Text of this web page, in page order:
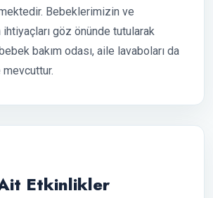
Bebeklerimizin ve
ihtiyaçları göz önünde tutularak
bakım odası, aile lavaboları da
Etkinlikler